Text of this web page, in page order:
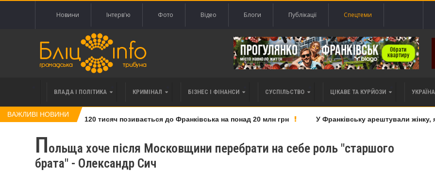
Новини Інтерв'ю Фото Відео Блоги Публікації Спецтеми
ВЛАДА І ПОЛІТИКА КРИМІНАЛ БІЗНЕС І ФІНАНСИ СУСПІЛЬСТВО ЦІКАВЕ ТА КУРЙОЗИ
ВАЖЛИВІ НОВИНИ
права вимоги за 120 тисяч позивається до Франківська на понад 20 млн грн У Франківську арештували жінку,
Польща хоче після Московщини перебрати на себе роль "старшого
брата" - Олександр Сич